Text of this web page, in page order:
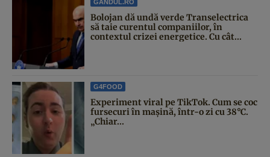
GANDUL.RO
Bolojan dă undă verde Transelectrica
să taie curentul companiilor, în
contextul crizei energetice. Cu cât...
G4FOOD
Experiment viral pe TikTok. Cum se coc
fursecuri în mașină, într-o zi cu 38°C.
„Chiar...